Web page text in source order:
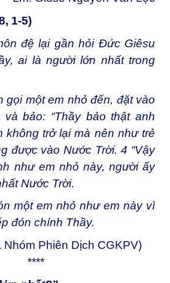
1-5)
đệ lại gần hỏi Đức Giêsu
ai là người lớn nhất trong
gọi một em nhỏ đến, đặt vào
và bảo: “Thầy bảo thật anh
không trở lại mà nên như trẻ
được vào Nước Trời.4 “Vậy
như em nhỏ này, người ấy
Nước Trời.
một em nhỏ như em này vì
đón chính Thầy.
Nhóm Phiên Dịch CGKPV)
****